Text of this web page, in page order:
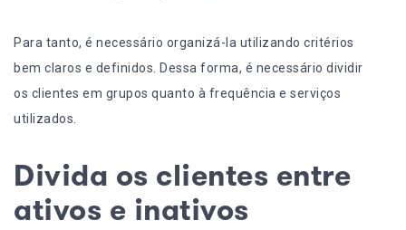
Para tanto, é necessário organizá-la utilizando critérios
bem claros e definidos. Dessa forma, é necessário dividir
os clientes em grupos quanto à frequência e serviços
utilizados.
Divida os clientes entre
ativos e inativos